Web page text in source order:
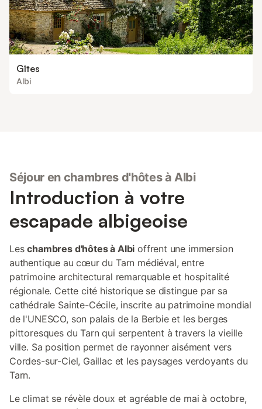
Gîtes
Albi
Séjour en chambres d'hôtes à Albi
Introduction à votre
escapade albigeoise
Leschambres d'hôtes à Albi offrent une immersion
authentique au cœur du Tarn médiéval, entre
patrimoine architectural remarquable et hospitalité
régionale. Cette cité historique se distingue par sa
cathédrale Sainte-Cécile, inscrite au patrimoine mondial
de l'UNESCO, son palais de la Berbie et les berges
pittoresques du Tarn qui serpentent à travers la vieille
ville. Sa position permet de rayonner aisément vers
Cordes-sur-Ciel, Gaillac et les paysages verdoyants du
Tarn.
Le climat se révèle doux et agréable de mai à octobre,